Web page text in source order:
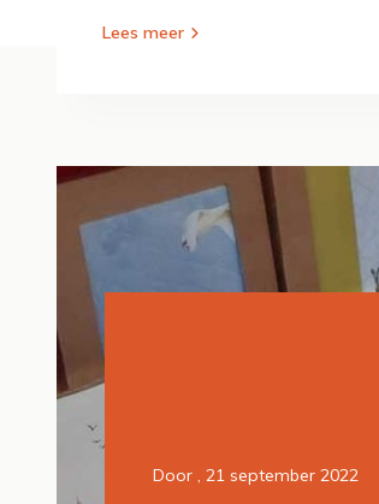
Lees meer
Door , 21 september 2022